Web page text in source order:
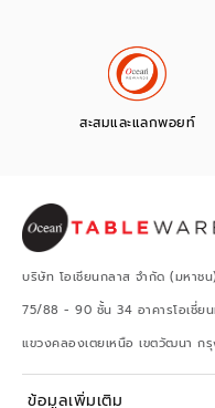
สะสมและแลกพอยท์
บริษัท โอเชียนกลาส จำกัด (มหาชน)
75/88 - 90 ชั้น 34 อาคารโอเชี่ย
แขวงคลองเตยเหนือ เขตวัฒนา กรุ
ข้อมูลเพิ่มเติม